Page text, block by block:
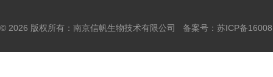
© 2026 版权所有：南京信帆生物技术有限公司 备案号： 苏ICP备